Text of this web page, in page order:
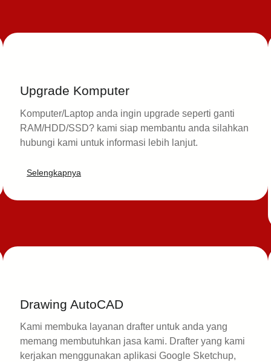
Upgrade Komputer
Komputer/Laptop anda ingin upgrade seperti ganti
RAM/HDD/SSD? kami siap membantu anda silahkan
hubungi kami untuk informasi lebih lanjut.
Selengkapnya
Drawing AutoCAD
Kami membuka layanan drafter untuk anda yang
memang membutuhkan jasa kami. Drafter yang kami
kerjakan menggunakan aplikasi Google Sketchup,